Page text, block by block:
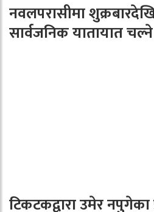
नवलपरासीमा
सार्वजनिक यातायात चल्ने
टिकटकद्वारा उमेर नपुगेका